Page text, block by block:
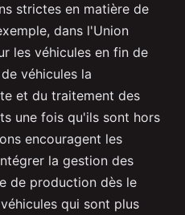
strictes en matière de
dans l'Union
les véhicules en fin de
véhicules la
et du traitement des
une fois qu'ils sont hors
encouragent les
la gestion des
de production dès le
qui sont plus